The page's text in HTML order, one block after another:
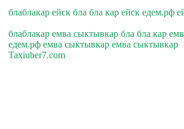
блаблакар ейск бла бла кар ейск едем.рф
блаблакар емва сыктывкар бла бла кар
едем.рф емва сыктывкар емва сыктывкар
Taxiuber7.com